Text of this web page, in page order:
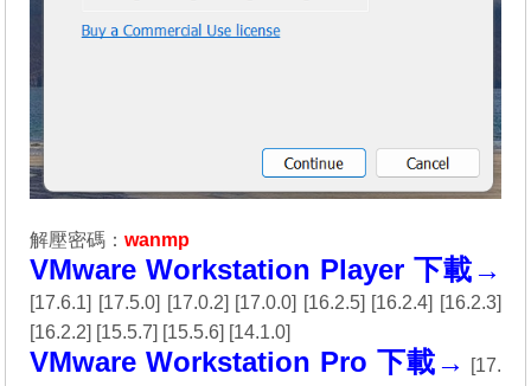
解壓密碼：wanmp
VMware Workstation Player 下載→
[17.6.1] [17.5.0] [17.0.2] [17.0.0] [16.2.5] [16.2.4] [16.2.3]
[16.2.2] [15.5.7] [15.5.6] [14.1.0]
VMware Workstation Pro 下載→ [17.